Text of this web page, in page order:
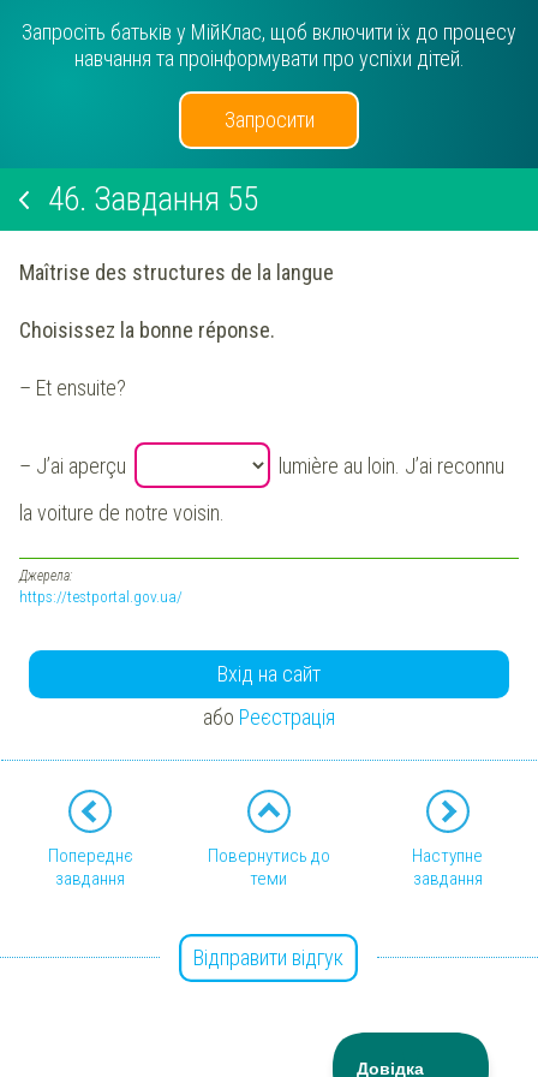
Запросіть батьків у МійКлас, щоб включити їх до процесу
навчання та проінформувати про успіхи дітей.
Запросити
46. Завдання 55
Maîtrise des structures de la langue
Choisissez la bonne réponse.
– Et ensuite?
– J’ai aperçu
lumière au loin. J’ai reconnu
la voiture de notre voisin.
Джерела:
https://testportal.gov.ua/
Вхід на сайт
або Реєстрація
Попереднє
завдання
Повернутись до
теми
Наступне
завдання
Відправити відгук